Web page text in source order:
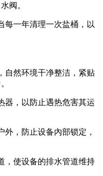
阀。
每一年清理一次盐桶，以
自然环境干净整洁，紧贴
器，以防止遇热危害其运
，防止设备內部锁定，
，使设备的排水管道维持